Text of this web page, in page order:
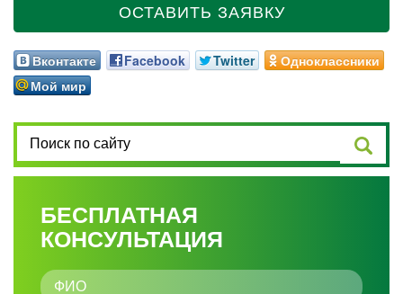
ОСТАВИТЬ ЗАЯВКУ
Вконтакте Facebook Twitter
Одноклассники
Мой мир
БЕСПЛАТНАЯ
КОНСУЛЬТАЦИЯ